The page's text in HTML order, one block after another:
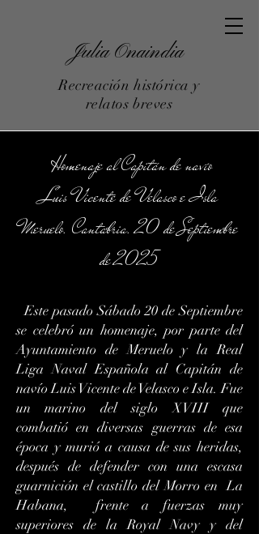
Julia Onaindia
Recreación histórica y
relatos breves
Homenaje al Capitán de navío
Luis Vicente de Velasco e Isla
Meruelo. Cantabria. 20 de Septiembre
de 2025
Este pasado Sábado 20 de Septiembre
se celebró un homenaje, por parte del
Ayuntamiento de Meruelo y la Real
Liga Naval Española al Capitán de
navío Luis Vicente de Velasco e Isla.Fue
un marino del siglo XVIII que
combatió en diversas guerras de esa
época y murió a causa de sus heridas,
después de defender con una escasa
guarnición el castillo del Morro en La
Habana, frente a fuerzas muy
superiores de la Royal Navy y del